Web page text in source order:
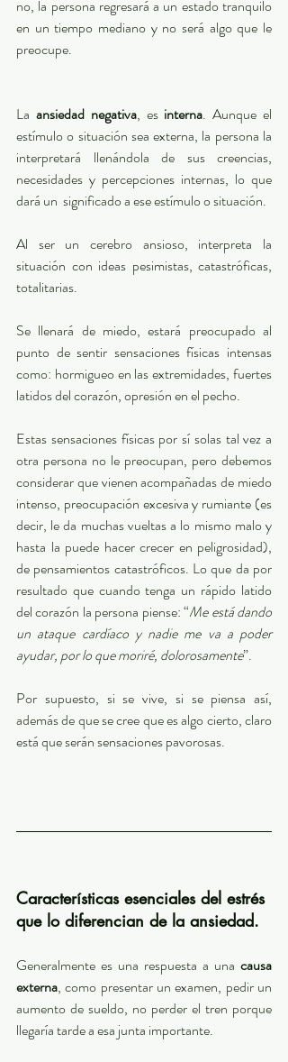
no, la persona regresará a un estado tranquilo
en un tiempo mediano y no será algo que le
preocupe.
La ansiedad negativa, es interna. Aunque el
estímulo o situación sea externa, la persona la
interpretará llenándola de sus creencias,
necesidades y percepciones internas, lo que
dará un  significado a ese estímulo o situación.
Al ser un cerebro ansioso, interpreta la
situación con ideas pesimistas, catastróficas,
totalitarias.
Se llenará de miedo, estará preocupado al
punto de sentir sensaciones físicas intensas
como: hormigueo en las extremidades, fuertes
latidos del corazón, opresión en el pecho.
Estas sensaciones físicas por sí solas tal vez a
otra persona no le preocupan, pero debemos
considerar que vienen acompañadas de miedo
intenso, preocupación excesiva y rumiante (es
decir, le da muchas vueltas a lo mismo malo y
hasta la puede hacer crecer en peligrosidad),
de pensamientos catastróficos. Lo que da por
resultado que cuando tenga un rápido latido
del corazón la persona piense: “Me está dando
un ataque cardíaco y nadie me va a poder
ayudar, por lo que moriré, dolorosamente”.
Por supuesto, si se vive, si se piensa así,
además de que se cree que es algo cierto, claro
está que serán sensaciones pavorosas.
Características esenciales del estrés
que lo diferencian de la ansiedad.
Generalmente es una respuesta a una causa
externa, como presentar un examen, pedir un
aumento de sueldo, no perder el tren porque
llegaría tarde a esa junta importante.